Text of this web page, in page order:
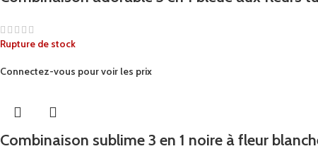
Rupture de stock
Connectez-vous pour voir les prix
Combinaison sublime 3 en 1 noire à fleur